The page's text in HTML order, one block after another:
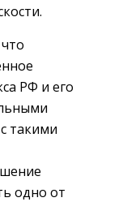
РФ и его
такими
одно от